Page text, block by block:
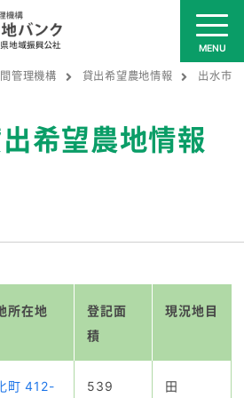
管理機構 貸出希望農地情報 出水市
希望農地情報
所在地
登記面
積
現況地目
町 412- 539 田